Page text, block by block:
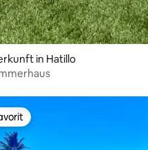
in Hatillo